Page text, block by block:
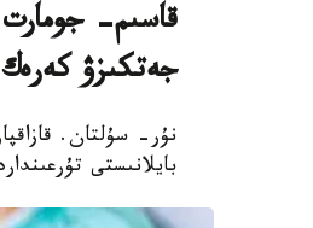
قاسىم- جومارت
جەتكىزۋ كەرەك
نۇر- سۇلتان.
بايلانىستى